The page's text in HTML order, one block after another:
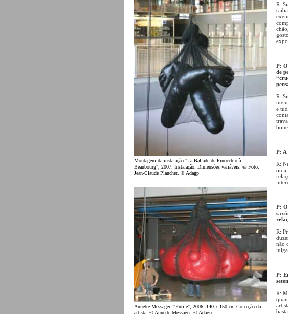
Montagem da instalação "La Ballade de Pinocchio à
Beaubourg", 2007. Instalação. Dimensões variáveis. © Foto:
Jean-Claude Planchet. © Adagp
Annette Messager, "Futile", 2006. 140 x 150 cm Colecção da
R:
P:
de
R:
me
e
P: A
R:
ou a
P:
R:
não
P:
R: